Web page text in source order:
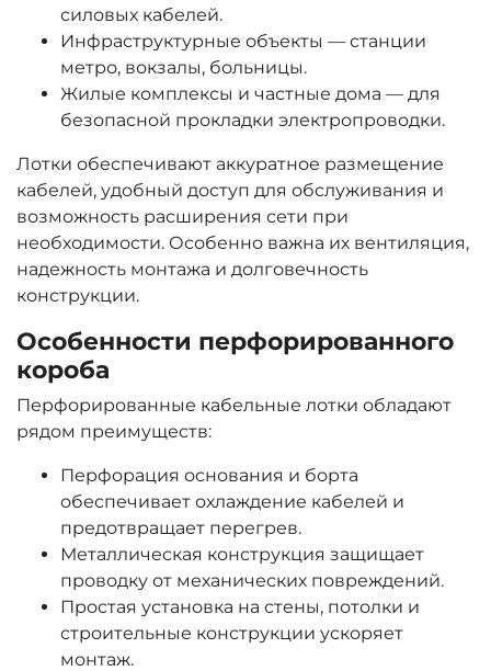
силовых кабелей.
Инфраструктурные объекты — станции
метро, вокзалы, больницы.
Жилые комплексы и частные дома — для
безопасной прокладки электропроводки.
Лотки обеспечивают аккуратное размещение
кабелей, удобный доступ для обслуживания и
возможность расширения сети при
необходимости. Особенно важна их вентиляция,
надежность монтажа и долговечность
конструкции.
Особенности перфорированного
короба
Перфорированные кабельные лотки обладают
рядом преимуществ:
Перфорация основания и борта
обеспечивает охлаждение кабелей и
предотвращает перегрев.
Металлическая конструкция защищает
проводку от механических повреждений.
Простая установка на стены, потолки и
строительные конструкции ускоряет
монтаж.